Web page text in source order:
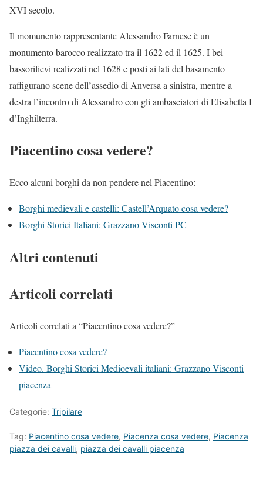
XVI secolo.
Il momunento rappresentante Alessandro Farnese è un
monumento barocco realizzato tra il 1622 ed il 1625. I bei
bassorilievi realizzati nel 1628 e posti ai lati del basamento
raffigurano scene dell’assedio di Anversa a sinistra, mentre a
destra l’incontro di Alessandro con gli ambasciatori di Elisabetta I
d’Inghilterra.
Piacentino cosa vedere?
Ecco alcuni borghi da non pendere nel Piacentino:
Borghi medievali e castelli: Castell’Arquato cosa vedere?
Borghi Storici Italiani: Grazzano Visconti PC
Altri contenuti
Articoli correlati
Articoli correlati a “Piacentino cosa vedere?”
Piacentino cosa vedere?
Video. Borghi Storici Medioevali italiani: Grazzano Visconti
piacenza
Categorie: Tripilare
Tag: Piacentino cosa vedere, Piacenza cosa vedere, Piacenza
piazza dei cavalli, piazza dei cavalli piacenza